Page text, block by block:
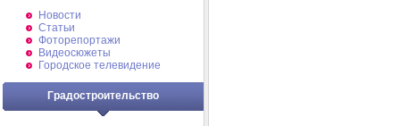
Новости
Статьи
Фоторепортажи
Видеосюжеты
Городское телевидение
Градостроительство